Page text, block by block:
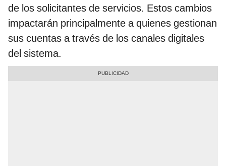
de los solicitantes de servicios. Estos cambios
impactarán principalmente a quienes gestionan
sus cuentas a través de los canales digitales
del sistema.